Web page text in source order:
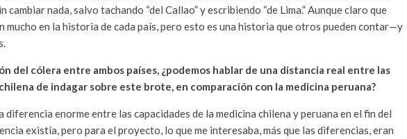
cambiar nada, salvo tachando “del Callao” y escribiendo “de Lima.” Aunque claro que
mucho en la historia de cada país, pero esto es una historia que otros pueden contar—y
del cólera entre ambos países, ¿podemos hablar de una distancia real entre las
de indagar sobre este brote, en comparación con la medicina peruana?
diferencia enorme entre las capacidades de la medicina chilena y peruana en el fin del
existía, pero para el proyecto, lo que me interesaba, más que las diferencias, eran